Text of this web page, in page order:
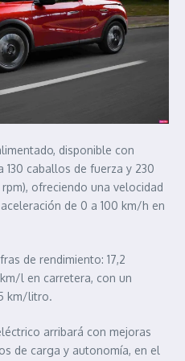
disponible con
130 caballos de fuerza y 230
ofreciendo una velocidad
de 0 a 100 km/h en
de rendimiento: 17,2
l en carretera, con un
km/litro.
arribará con mejoras
de carga y autonomía, en el